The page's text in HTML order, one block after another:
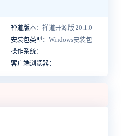
禅道版本： 禅道开源版 20.1.0
安装包类型： Windows安装包
操作系统：
客户端浏览器：